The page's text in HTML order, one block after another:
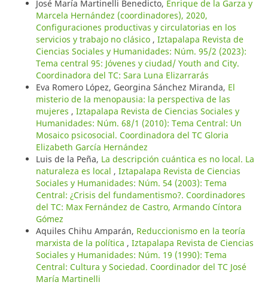
José María Martinelli Benedicto, Enrique de la Garza y
Marcela Hernández (coordinadores), 2020,
Configuraciones productivas y circulatorias en los
servicios y trabajo no clásico , Iztapalapa Revista de
Ciencias Sociales y Humanidades: Núm. 95/2 (2023):
Tema central 95: Jóvenes y ciudad/ Youth and City.
Coordinadora del TC: Sara Luna Elizarrarás
Eva Romero López, Georgina Sánchez Miranda, El
misterio de la menopausia: la perspectiva de las
mujeres , Iztapalapa Revista de Ciencias Sociales y
Humanidades: Núm. 68/1 (2010): Tema Central: Un
Mosaico psicosocial. Coordinadora del TC Gloria
Elizabeth García Hernández
Luis de la Peña, La descripción cuántica es no local. La
naturaleza es local , Iztapalapa Revista de Ciencias
Sociales y Humanidades: Núm. 54 (2003): Tema
Central: ¿Crisis del fundamentismo?. Coordinadores
del TC: Max Fernández de Castro, Armando Cíntora
Gómez
Aquiles Chihu Amparán, Reduccionismo en la teoría
marxista de la política , Iztapalapa Revista de Ciencias
Sociales y Humanidades: Núm. 19 (1990): Tema
Central: Cultura y Sociedad. Coordinador del TC José
María Martinelli